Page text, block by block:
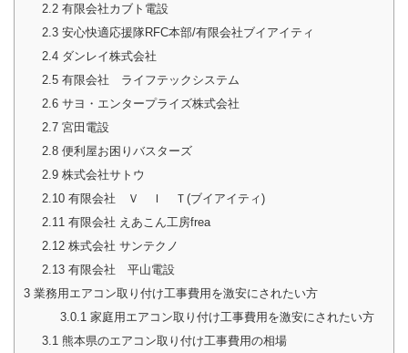
2.2有限会社カブト電設
2.3安心快適応援隊RFC本部/有限会社ブイアイティ
2.4ダンレイ株式会社
2.5有限会社 ライフテックシステム
2.6サヨ・エンタープライズ株式会社
2.7宮田電設
2.8便利屋お困りバスターズ
2.9株式会社サトウ
2.10有限会社 Ｖ Ｉ Ｔ(ブイアイティ)
2.11 有限会社 えあこん工房frea
2.12株式会社 サンテクノ
2.13有限会社 平山電設
3 業務用エアコン取り付け工事費用を激安にされたい方
3.0.1 家庭用エアコン取り付け工事費用を激安にされたい方
3.1 熊本県のエアコン取り付け工事費用の相場